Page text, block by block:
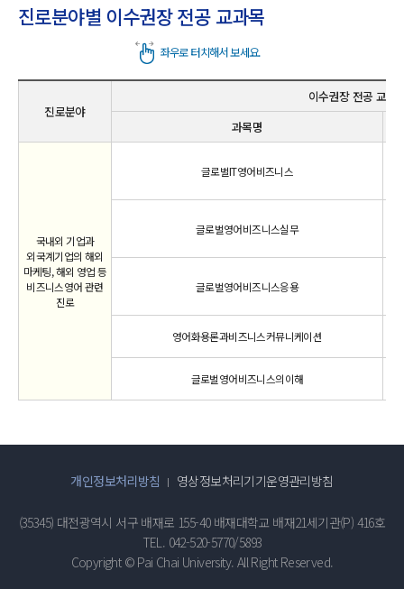
진로분야별 이수권장 전공 교과목
진로분야
이수권장 전공 교과
과목명
국내외 기업과
외국계기업의 해외
마케팅, 해외 영업 등
비즈니스영어 관련
진로
글로벌IT영어비즈니스
글로벌영어비즈니스실무
글로벌영어비즈니스응용
영어화용론과비즈니스커뮤니케이션
글로벌영어비즈니스의이해
개인정보처리방침 영상정보처리기기운영관리방침
(35345) 대전광역시 서구 배재로 155-40 배재대학교 배재21세기관(P) 416호
TEL. 042-520-5770/5893
Copyright © Pai Chai University. All Right Reserved.